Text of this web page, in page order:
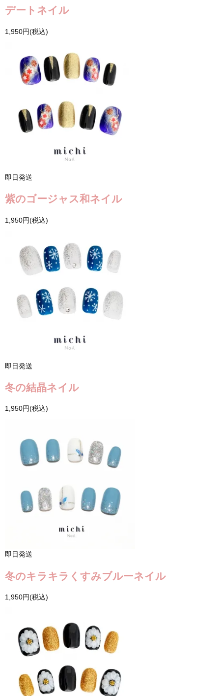
デートネイル
1,950円(税込)
即日発送
紫のゴージャス和ネイル
1,950円(税込)
即日発送
冬の結晶ネイル
1,950円(税込)
即日発送
冬のキラキラくすみブルーネイル
1,950円(税込)